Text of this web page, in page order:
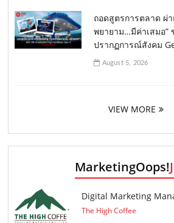
ถอดสูตรการตลาด ผ่
พยายาม…มีค่าเสมอ”
ปรากฏการณ์สังคม
August 5, 2026
VIEW MORE
MarketingOops!
Digital Marketing
The High Coffee